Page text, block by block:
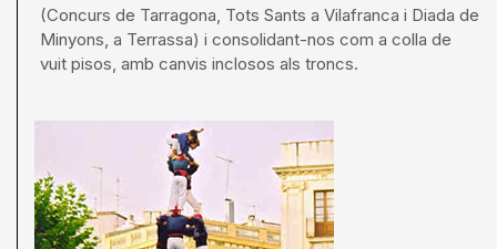
(Concurs de Tarragona, Tots Sants a Vilafranca i Diada de
Minyons, a Terrassa) i consolidant-nos com a colla de
vuit pisos, amb canvis inclosos als troncs.